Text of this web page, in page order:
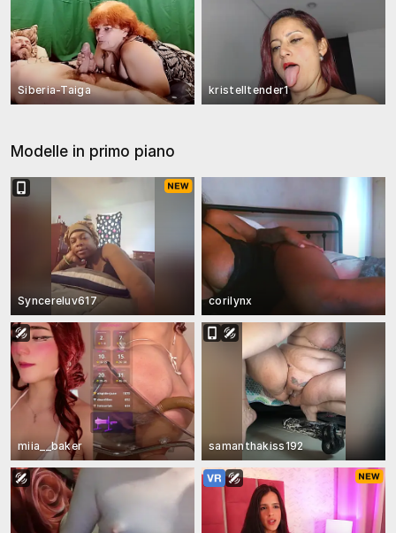
Siberia-Taiga kristelltender1
Modelle in primo piano
Syncereluv617 corilynx
miia__baker samanthakiss192